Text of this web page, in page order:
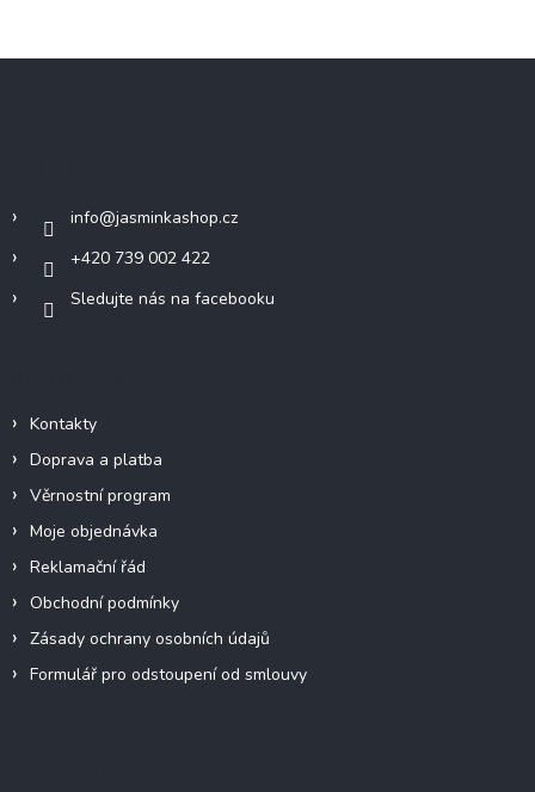
info@jasminkashop.cz
+420 739 002 422
Sledujte nás na facebooku
Kontakty
Doprava a platba
Věrnostní program
Moje objednávka
Reklamační řád
Obchodní podmínky
Zásady ochrany osobních údajů
Formulář pro odstoupení od smlouvy